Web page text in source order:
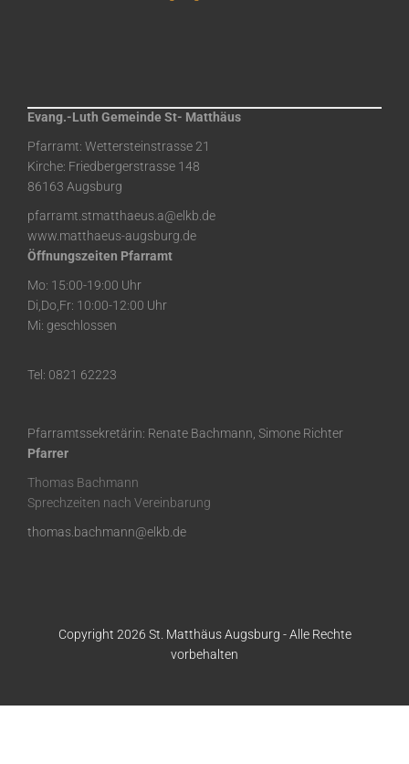
Evang.-Luth Gemeinde St- Matthäus
Pfarramt: Wettersteinstrasse 21
Kirche: Friedbergerstrasse 148
86163 Augsburg
pfarramt.stmatthaeus.a@elkb.de
www.matthaeus-augsburg.de
Öffnungszeiten Pfarramt
Mo: 15:00-19:00 Uhr
Di,Do,Fr: 10:00-12:00 Uhr
Mi: geschlossen
Tel: 0821 62223
Pfarramtssekretärin: Renate Bachmann, Simone Richter
Pfarrer
Thomas Bachmann
Sprechzeiten nach Vereinbarung
thomas.bachmann@elkb.de
Copyright 2026 St. Matthäus Augsburg - Alle Rechte
vorbehalten